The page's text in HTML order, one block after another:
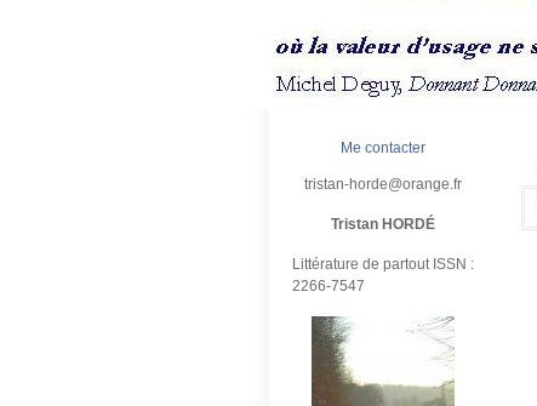
Me contacter
tristan-horde@orange.fr
Tristan HORDÉ
Littérature de partout ISSN :
2266-7547